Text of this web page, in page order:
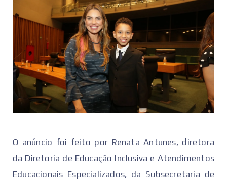
O anúncio foi feito por Renata Antunes, diretora
da Diretoria de Educação Inclusiva e Atendimentos
Educacionais Especializados, da Subsecretaria de